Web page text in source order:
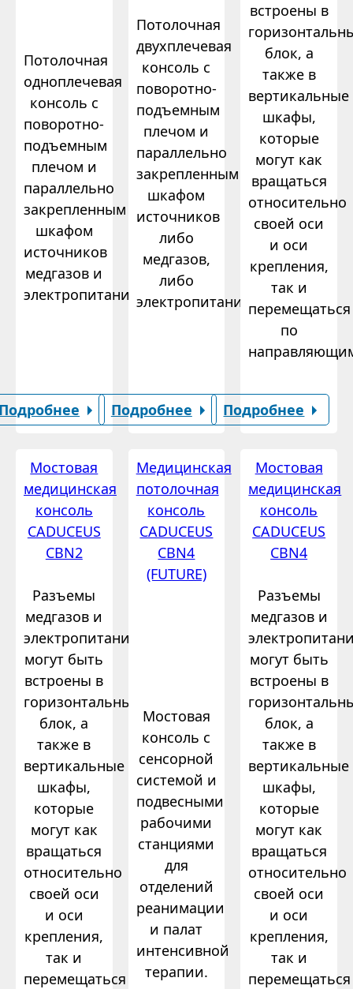
Потолочная
одноплечевая
консоль с
поворотно-
подъемным
плечом и
параллельно
закрепленным
шкафом
источников
медгазов и
электропитания.
Потолочная
двухплечевая
консоль с
поворотно-
подъемным
плечом и
параллельно
закрепленным
шкафом
источников
либо
медгазов,
либо
электропитания.
Подробнее
встроены в
блок, а
также в
вертикальные
шкафы,
которые
могут как
вращаться
относительно
своей оси
и оси
крепления,
так и
перемещаться
по
Подробнее
Мостовая
медицинская
консоль
CADUCEUS
CBN2
Разъемы
медгазов и
электропитания
могут быть
встроены в
горизонтальный
блок, а
также в
вертикальные
шкафы,
которые
могут как
вращаться
относительно
своей оси
и оси
крепления,
так и
перемещаться
Медицинская
потолочная
консоль
CADUCEUS
CBN4
(FUTURE)
Мостовая
консоль с
сенсорной
системой и
подвесными
рабочими
станциями
для
отделений
реанимации
и палат
интенсивной
терапии.
Мостовая
медицинская
консоль
CADUCEUS
CBN4
Разъемы
медгазов и
могут быть
встроены в
блок, а
также в
вертикальные
шкафы,
которые
могут как
вращаться
относительно
своей оси
и оси
крепления,
так и
перемещаться